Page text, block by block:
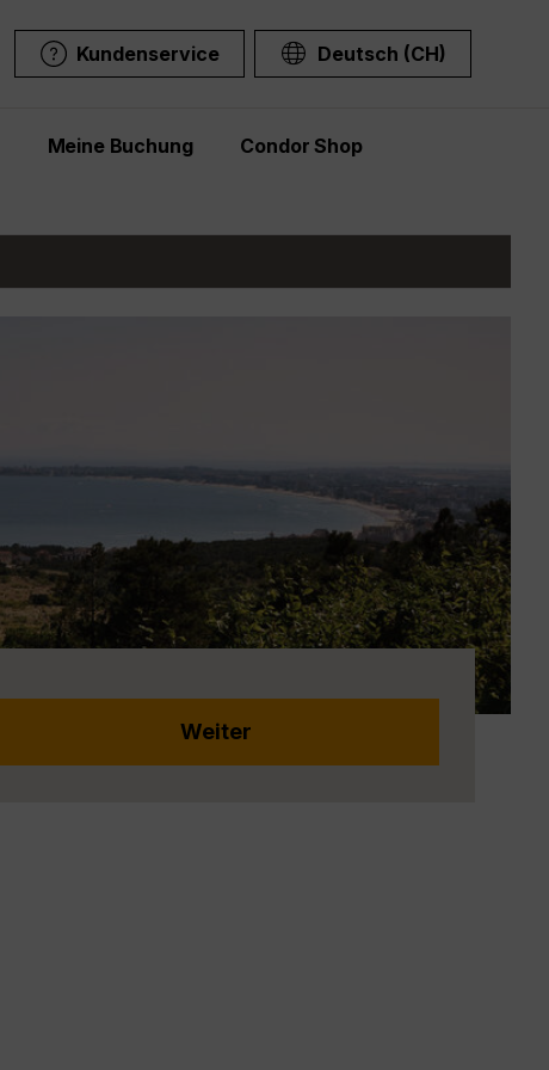
Kundenservice Deutsch (CH)
Meine Buchung Condor Shop